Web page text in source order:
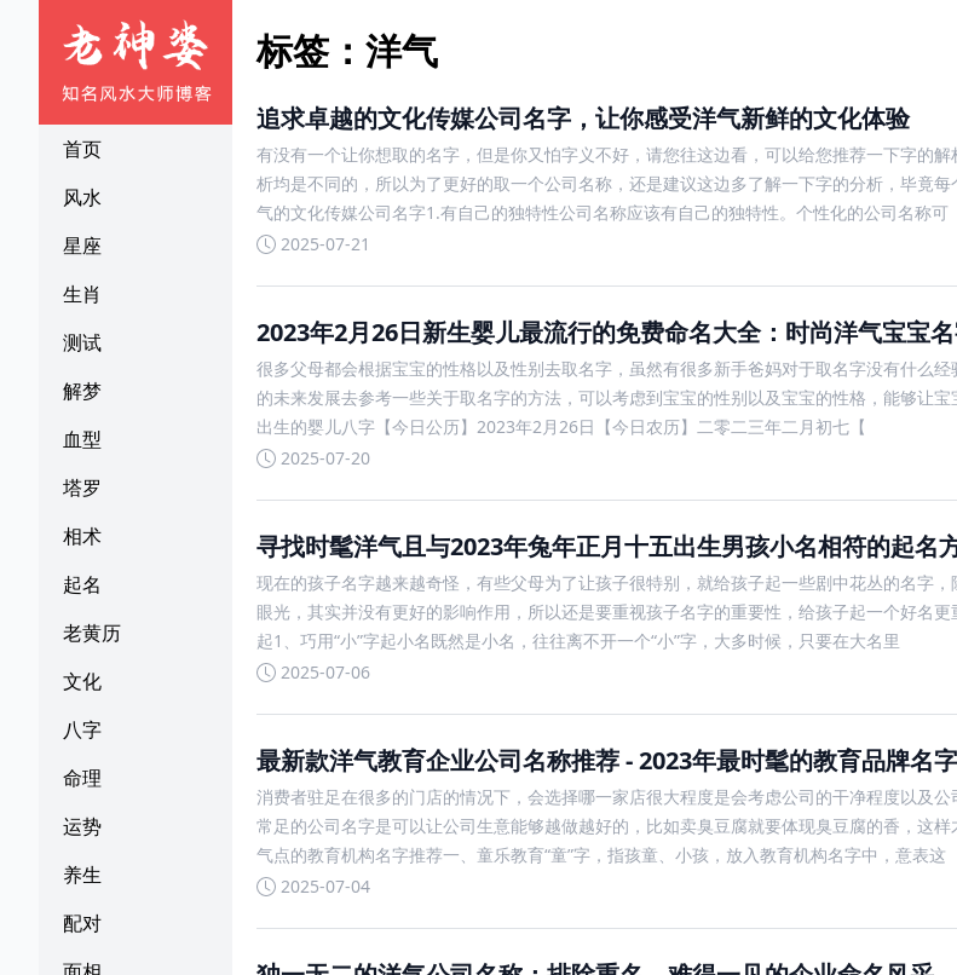
首页
风水
星座
生肖
测试
解梦
血型
塔罗
相术
起名
老黄历
文化
八字
命理
运势
养生
配对
标签：洋气
追求卓越的文化传媒公司名字，让你感受洋气新鲜的文化体验
有没有一个让你想取的名字，但是你又怕字义不好，请您往这边看，可以给您推荐一下字的
析均是不同的，所以为了更好的取一个公司名称，还是建议这边多了解一下字的分析，毕竟
气的文化传媒公司名字1.有自己的独特性公司名称应该有自己的独特性。个性化的公司名称可
2025-07-21
2023年2月26日新生婴儿最流行的免费命名大全：时尚洋气宝宝
很多父母都会根据宝宝的性格以及性别去取名字，虽然有很多新手爸妈对于取名字没有什么
的未来发展去参考一些关于取名字的方法，可以考虑到宝宝的性别以及宝宝的性格，能够让
出生的婴儿八字【今日公历】2023年2月26日【今日农历】二零二三年二月初七【
2025-07-20
寻找时髦洋气且与2023年兔年正月十五出生男孩小名相符的起名
现在的孩子名字越来越奇怪，有些父母为了让孩子很特别，就给孩子起一些剧中花丛的名字
眼光，其实并没有更好的影响作用，所以还是要重视孩子名字的重要性，给孩子起一个好名
起1、巧用“小”字起小名既然是小名，往往离不开一个“小”字，大多时候，只要在大名里
2025-07-06
最新款洋气教育企业公司名称推荐 - 2023年最时髦的教育品牌名字
消费者驻足在很多的门店的情况下，会选择哪一家店很大程度是会考虑公司的干净程度以及
常足的公司名字是可以让公司生意能够越做越好的，比如卖臭豆腐就要体现臭豆腐的香，这
气点的教育机构名字推荐一、童乐教育“童”字，指孩童、小孩，放入教育机构名字中，意表这
2025-07-04